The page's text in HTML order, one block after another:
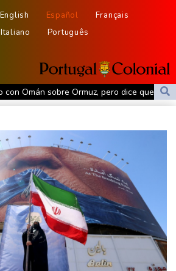
English Español
Français
Italiano
Português
con Omán sobre Ormuz, pero dice que su
de EEUU
envíos a Ucrania
su crisis con disculpas y "pleno apoyo" a
reunión de crisis en Marruecos
Yemen dicen haber atacado dos petrolero
reunión de crisis en Marruecos
hon av Potsdams problem?